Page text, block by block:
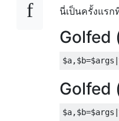
นี่เป็นครั้งแร
Golfed
Golfed